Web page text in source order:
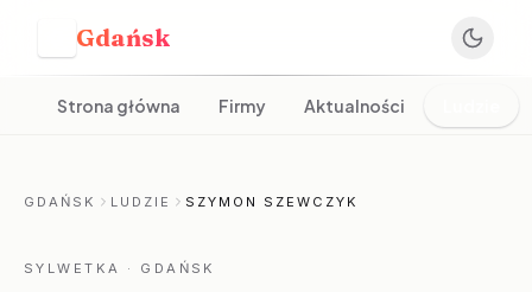
Gdańsk
Strona główna Firmy Aktualności
GDAŃSK LUDZIE SZYMON SZEWCZYK
SYLWETKA · GDAŃSK